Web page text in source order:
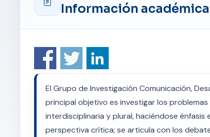
Información
El Grupo de Investigación Comunicación,
principal objetivo es investigar los
interdisciplinaria y plural, haciéndose
perspectiva crítica; se articula con los